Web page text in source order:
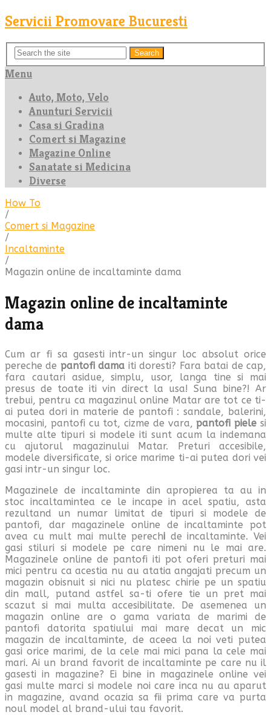
Servicii Promovare Bucuresti
Search
Menu
Auto, Moto, Velo
Anunturi Servicii
Casa si Gradina
Comert si Magazine
Magazine Online
Sanatate si Medicina
Diverse
How To
/
Comert si Magazine
/
Incaltaminte
/
Magazin online de incaltaminte dama
Magazin online de incaltaminte
dama
Cum ar fi sa gasesti intr-un singur loc absolut orice
pereche de pantofi dama iti doresti? Fara batai de cap,
fara cautari asidue, simplu, usor, langa tine si mai
presus de toate iti vin direct la usa! Suna bine?! Ar
trebui, pentru ca magazinul online Matar are tot ce ti-
ai putea dori in materie de pantofi : sandale, balerini,
mocasini, pantofi cu tot, cizme de vara, pantofi piele si
multe alte tipuri si modele iti sunt acum la indemana
cu ajutorul magazinului Matar. Preturi accesibile,
modele diversificate, si orice marime ti-ai putea dori vei
gasi intr-un singur loc.
Magazinele de incaltaminte din apropierea ta au in
stoc incaltamintea ce le incape in acel spatiu, asta
rezultand un numar limitat de tipuri si modele de
pantofi, dar magazinele online de incaltaminte pot
avea cu mult mai multe perechi de incaltaminte. Vei
gasi stiluri si modele pe care nimeni nu le mai are.
Magazinele online de pantofi iti pot oferi preturi mai
mici pentru ca acestia nu au atatia angajati precum un
magazin obisnuit si nici nu platesc chirie pe un spatiu
din mall, putand astfel sa-ti ofere tie un pret mai
scazut si mai multa accesibilitate. De asemenea un
magazin online are o gama variata de marimi de
pantofi datorita spatiului mai mare decat un mic
magazin de incaltaminte, de aceea la noi veti putea
gasi orice marimi, de la cele mai mici pana la cele mai
mari. Ai un brand favorit de incaltaminte pe care nu il
gasesti in magazine? Ei bine in magazinele online vei
gasi multe marci si modele noi care inca nu au aparut
in magazine, avand ocazia sa fii prima care va purta
noul model al brand-ului tau favorit.